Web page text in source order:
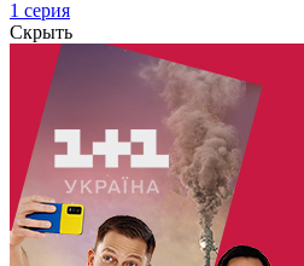
1 серия
Скрыть